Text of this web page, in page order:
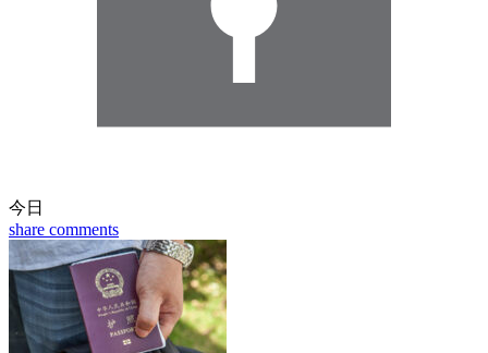
今日
share comments